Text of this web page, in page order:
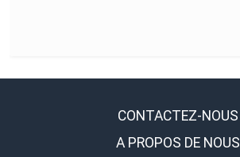
CONTACTEZ-NOUS
A PROPOS DE NOUS